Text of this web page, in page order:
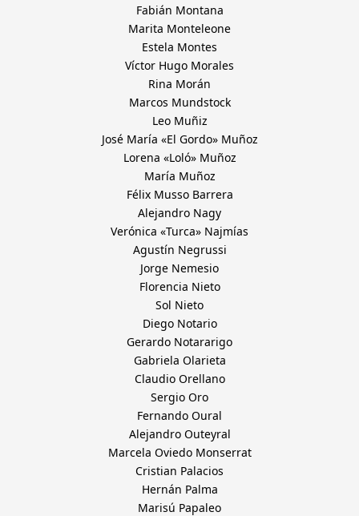
Fabián Montana
Marita Monteleone
Estela Montes
Víctor Hugo Morales
Rina Morán
Marcos Mundstock
Leo Muñiz
José María «El Gordo» Muñoz
Lorena «Loló» Muñoz
María Muñoz
Félix Musso Barrera
Alejandro Nagy
Verónica «Turca» Najmías
Agustín Negrussi
Jorge Nemesio
Florencia Nieto
Sol Nieto
Diego Notario
Gerardo Notararigo
Gabriela Olarieta
Claudio Orellano
Sergio Oro
Fernando Oural
Alejandro Outeyral
Marcela Oviedo Monserrat
Cristian Palacios
Hernán Palma
Marisú Papaleo